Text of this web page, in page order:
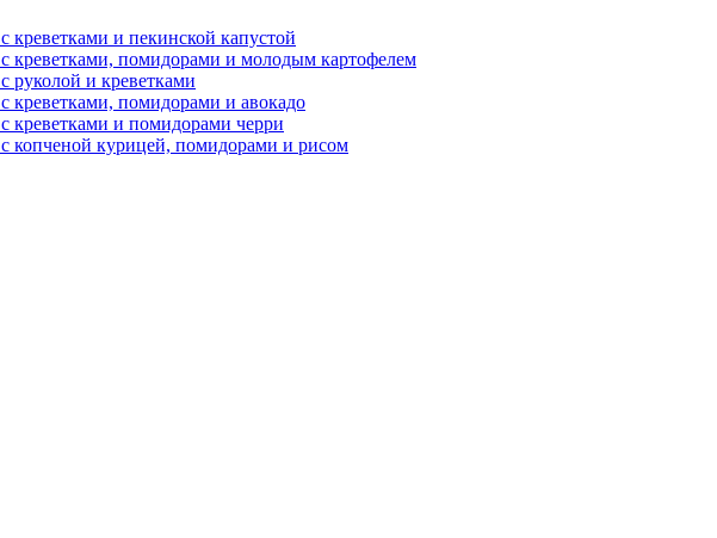
креветками и пекинской капустой
креветками, помидорами и молодым картофелем
руколой и креветками
креветками, помидорами и авокадо
креветками и помидорами черри
копченой курицей, помидорами и рисом